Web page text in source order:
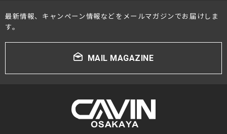
最新情報、キャンペーン情報などをメールマガジンでお届けしま
す。
MAIL MAGAZINE